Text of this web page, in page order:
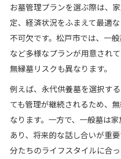
お墓管理プランを選ぶ際は、
定、経済状況をふまえて最適
不可欠です。松戸市では、一
など多様なプランが用意され
無縁墓リスクも異なります。
例えば、永代供養墓を選択す
ても管理が継続されるため、
なります。一方で、一般墓は
あり、将来的な話し合いが重
分たちのライフスタイルに合